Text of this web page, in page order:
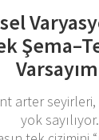
arter
yok sayılıyor.